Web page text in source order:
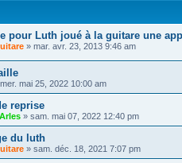
pour Luth joué à la guitare une
» mar. avr. 23, 2013 9:46 am
mer. mai 25, 2022 10:00 am
reprise
» sam. mai 07, 2022 12:40 pm
du luth
» sam. déc. 18, 2021 7:07 pm